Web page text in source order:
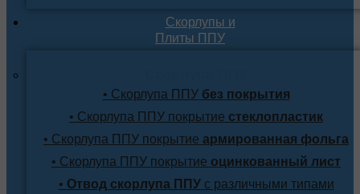
Скорлупы и
Плиты ППУ
• Скорлупа ППУбез покрытия
• Скорлупа ППУ покрытие стеклопластик
• Скорлупа ППУ покрытие армированная фольга
• Скорлупа ППУ покрытие оцинкованный лист
• Отвод скорлупа ППУс различными типами